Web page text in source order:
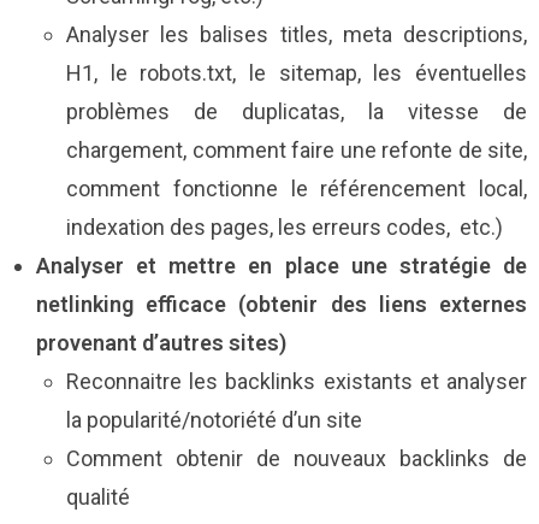
Analyser les balises titles, meta descriptions,
H1, le robots.txt, le sitemap, les éventuelles
problèmes de duplicatas, la vitesse de
chargement, comment faire une refonte de site,
comment fonctionne le référencement local,
indexation des pages, les erreurs codes, etc.)
Analyser et mettre en place une stratégie de
netlinking efficace (obtenir des liens externes
provenant d’autres sites)
Reconnaitre les backlinks existants et analyser
la popularité/notoriété d’un site
Comment obtenir de nouveaux backlinks de
qualité